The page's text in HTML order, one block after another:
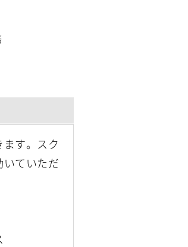
す。スク
ていただ